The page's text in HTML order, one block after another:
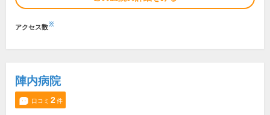
アクセス数※
陣内病院
口コミ 2件